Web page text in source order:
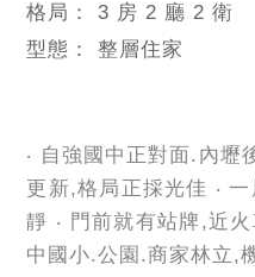
格局：3 房 2 廳 2 衛
型態：整層住家
‧ 自強國中正對面.內壢
更新,格局正採光佳 ‧
靜 ‧ 門前就有站牌,近
中國小.公園.商家林立,